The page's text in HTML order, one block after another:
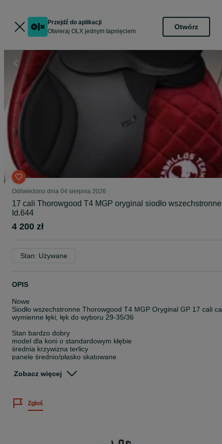
Przejdź do aplikacji
Otwieraj OLX jednym tapnięciem
Otwórz
Odświeżono dnia 04 sierpnia 2026
17 cali Thorowgood T4 MGP oryginal siodło wszechstronne
Id.644
4 200 zł
Stan: Używane
OPIS
Nowe
Siodło wszechstronne Thorowgood T4 MGP Oryginal GP 17 cali
wymienne łęki, łęk do wyboru 29-35/36
Stan bardzo dobry
model dla koni o standardowym kłębie
średnia krzywizna terlicy
panele średnio/płasko skatowane
możliwość zamontowania przystuły od tylnego łęku
Opis producenta:
Zobacz więcej
Zgłoś